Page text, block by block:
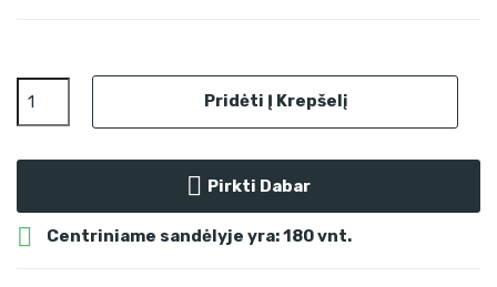
Pridėti Į Krepšelį
Pirkti Dabar
 Centriniame sandėlyje yra: 180 vnt.